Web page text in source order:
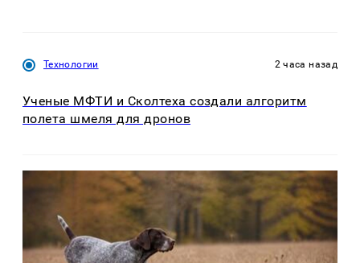
Технологии 2 часа назад
Ученые МФТИ и Сколтеха создали алгоритм
полета шмеля для дронов